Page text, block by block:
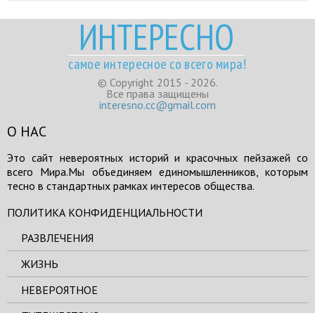
ИНТЕРЕСНО
самое интересное со всего мира!
© Copyright 2015 - 2026.
Все права защищены
interesno.cc@gmail.com
О НАС
Это сайт невероятных историй и красочных пейзажей со
всего Мира.Мы объединяем единомышленников, которым
тесно в стандартных рамках интересов общества.
ПОЛИТИКА КОНФИДЕНЦИАЛЬНОСТИ
РАЗВЛЕЧЕНИЯ
ЖИЗНЬ
НЕВЕРОЯТНОЕ